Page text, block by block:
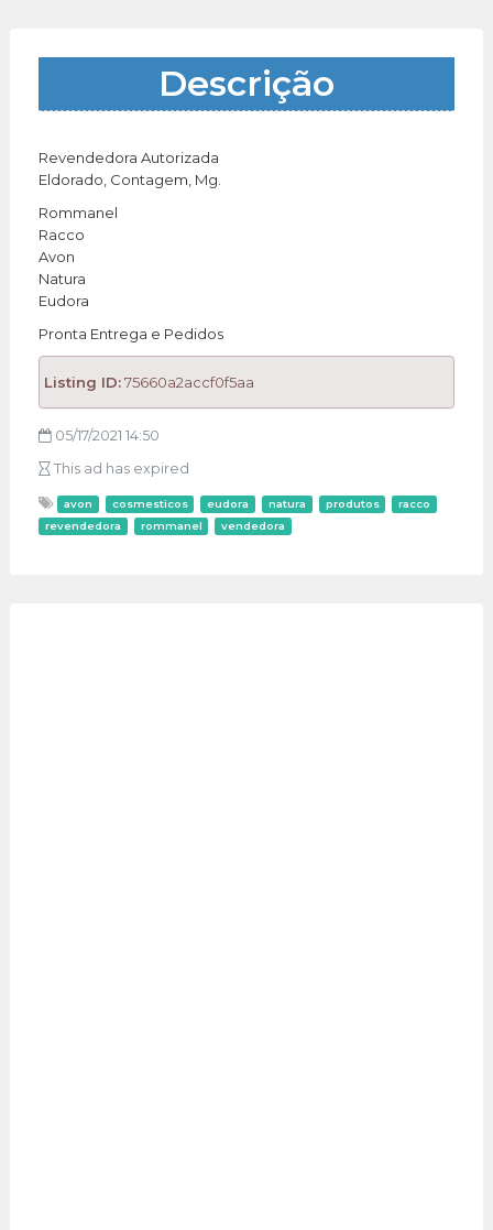
Descrição
Revendedora Autorizada
Eldorado, Contagem, Mg.
Rommanel
Racco
Avon
Natura
Eudora
Pronta Entrega e Pedidos
Listing ID:75660a2accf0f5aa
05/17/2021 14:50
This ad has expired
avon cosmesticos eudora natura produtos
racco
revendedora
rommanel vendedora